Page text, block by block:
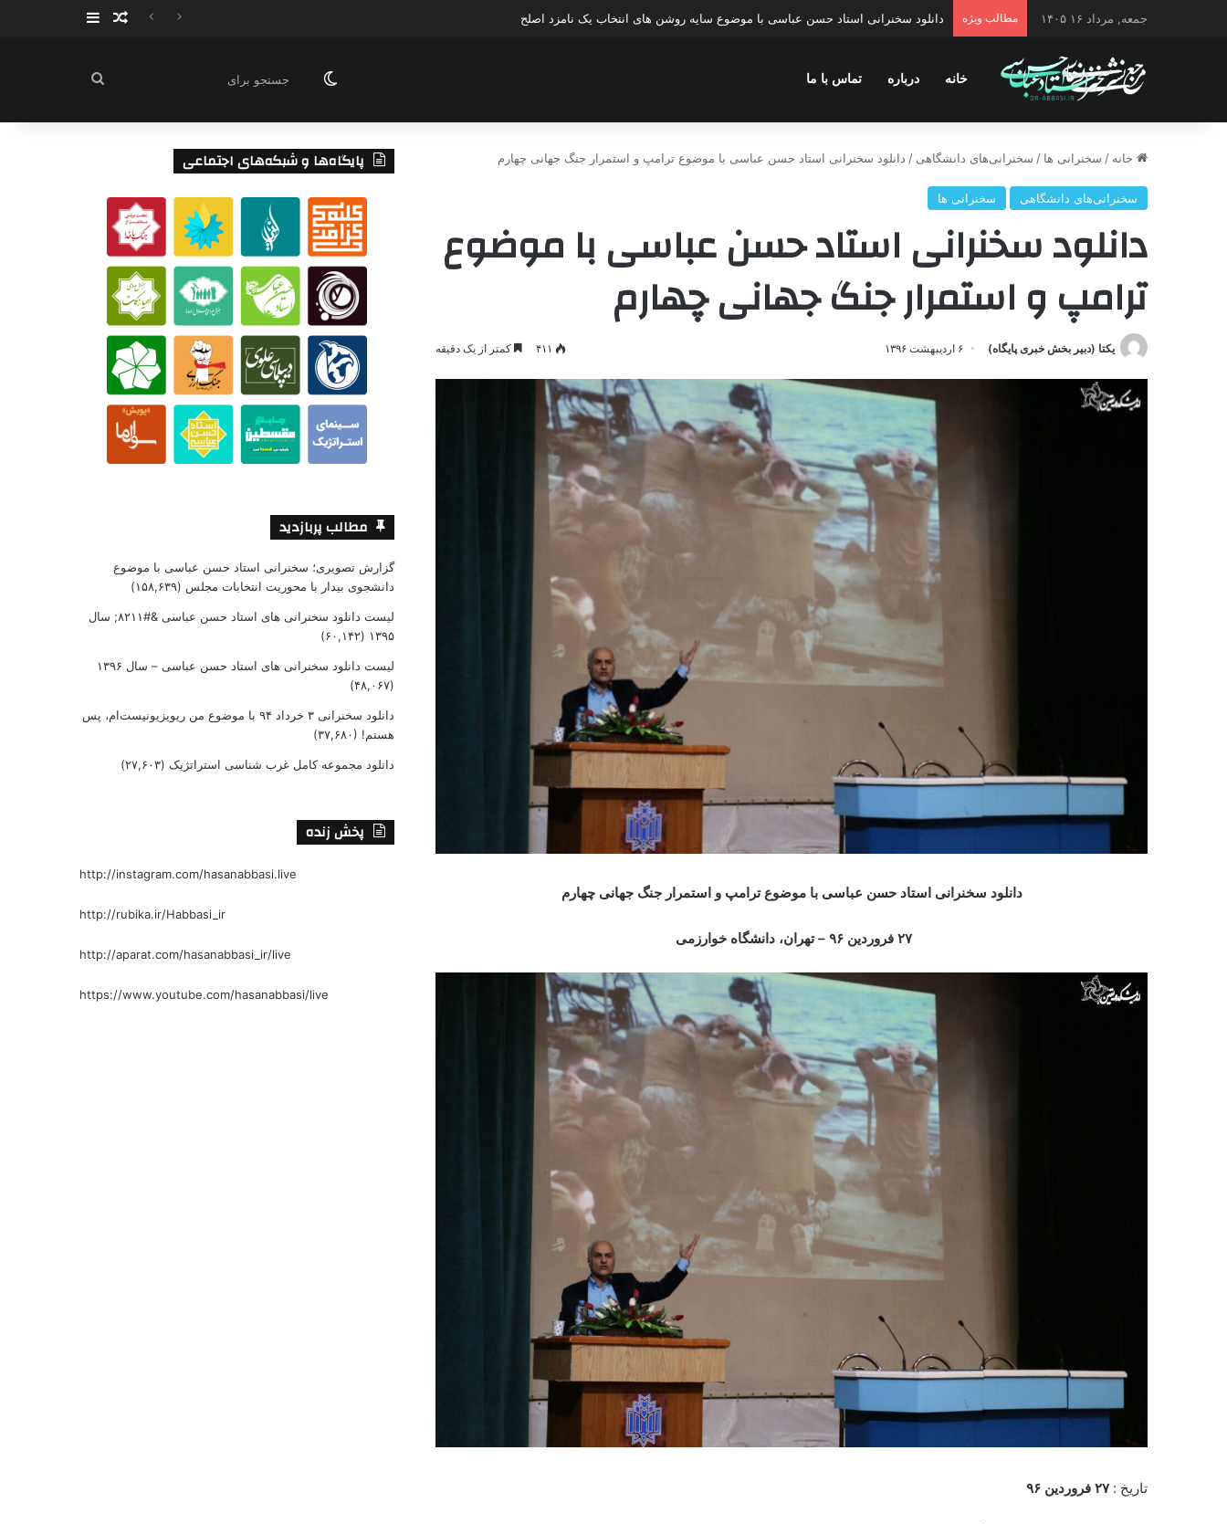
جمعه, مرداد ۱۶ ۱۴۰۵ مطالب ویژه دانلود سخنرانی استاد حسن عباسی با موضوع چهار انتخاب ۱۴۰۰ نوشته تصادفی
سایدبار
خانه درباره تماس با ما تغییر پوسته
جستجو
خانه / سخنرانی ها / سخنرانی‌های دانشگاهی / دانلود سخنرانی استاد حسن عباسی با موضوع ترامپ و استمرار جنگ جهانی چهارم
سخنرانی‌های دانشگاهی سخنرانی ها
دانلود سخنرانی استاد حسن عباسی با موضوع
ترامپ و استمرار جنگ جهانی چهارم
یکتا (دبیر بخش خبری پایگاه) ۶ اردیبهشت ۱۳۹۶ ۴۱۱ کمتر از یک دقیقه
دانلود سخنرانی استاد حسن عباسی با موضوع ترامپ و استمرار جنگ جهانی چهارم
۲۷ فروردین ۹۶ – تهران، دانشگاه خوارزمی
تاریخ :۲۷ فروردین ۹۶
پایگاه‌ها و شبکه‌های اجتماعی
مطالب پربازدید
گزارش تصویری؛ سخنرانی استاد حسن عباسی با موضوع
دانشجوی بیدار با محوریت انتخابات مجلس (۱۵۸,۶۳۹)
لیست دانلود سخنرانی های استاد حسن عباسی &#۸۲۱۱; سال
۱۳۹۵ (۶۰,۱۴۲)
لیست دانلود سخنرانی های استاد حسن عباسی – سال ۱۳۹۶
(۴۸,۰۶۷)
دانلود سخنرانی ۳ خرداد ۹۴ با موضوع من ریویزیونیست‌ام، پس
هستم! (۳۷,۶۸۰)
دانلود مجموعه کامل غرب شناسی استراتژیک (۲۷,۶۰۳)
پخش زنده
http://instagram.com/hasanabbasi.live
http://rubika.ir/Habbasi_ir
http://aparat.com/hasanabbasi_ir/live
https://www.youtube.com/hasanabbasi/live